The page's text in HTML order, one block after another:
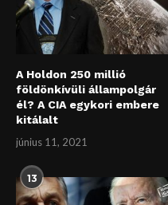
A Holdon 250 millió
földönkívüli állampolgár
él? A CIA egykori embere
kitálalt
június 11, 2021
13